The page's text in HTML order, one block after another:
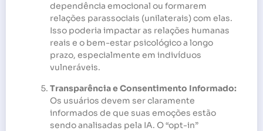
dependência emocional ou formarem
relações parassociais (unilaterais) com elas.
Isso poderia impactar as relações humanas
reais e o bem-estar psicológico a longo
prazo, especialmente em indivíduos
vulneráveis.
Transparência e Consentimento Informado:
Os usuários devem ser claramente
informados de que suas emoções estão
sendo analisadas pela IA. O “opt-in”